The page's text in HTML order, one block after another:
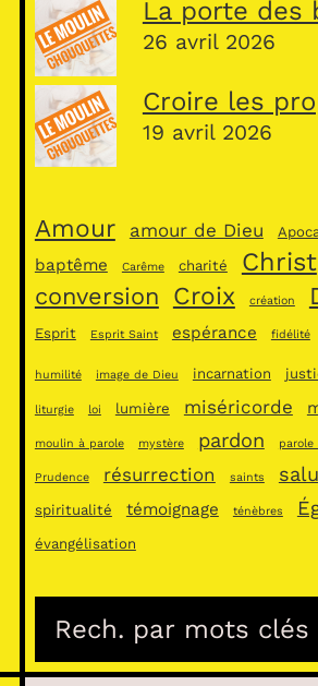
La porte des
26 avril 2026
Croire les
19 avril 2026
Amour amour de Dieu
baptême Carême charité Christ
conversion Croix création
Esprit Esprit Saint espérance fidélité
humilité image de Dieu incarnation
liturgie loi lumière miséricorde
moulin à parole mystère pardon parole
Prudence résurrection saints
spiritualité témoignage ténèbres
évangélisation
c